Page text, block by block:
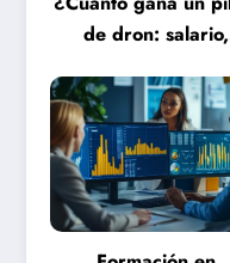
de dron: salario,
(2025) frente a
nuevas
autónomas